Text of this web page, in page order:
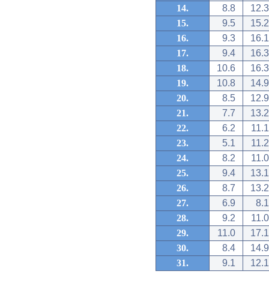
14.
8.8
12.3
15.
9.5
15.2
16.
9.3
16.1
17.
9.4
16.3
18.
10.6
16.3
19.
10.8
14.9
20.
8.5
12.9
21.
7.7
13.2
22.
6.2
11.1
23.
5.1
11.2
24.
8.2
11.0
25.
9.4
13.1
26.
8.7
13.2
27.
6.9
8.1
28.
9.2
11.0
29.
11.0
17.1
30.
8.4
14.9
31.
9.1 12.1